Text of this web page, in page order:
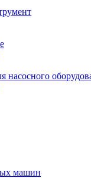
насосного
машин